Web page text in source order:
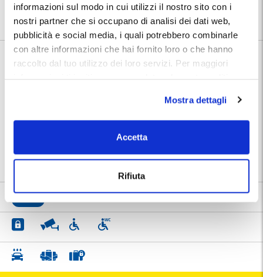
informazioni sul modo in cui utilizzi il nostro sito con i
nostri partner che si occupano di analisi dei dati web,
pubblicità e social media, i quali potrebbero combinarle
con altre informazioni che hai fornito loro o che hanno
raccolto dal tuo utilizzo dei loro servizi. Per maggiori
Mostra dettagli
Accetta
Rifiuta
Utilizza la mappa per conoscere la posizione del parcheggio.
Informazioni su Park and House
autolavaggio, avvolgimento
9.3
📍 Destinazioni servite:
Palese
9.3